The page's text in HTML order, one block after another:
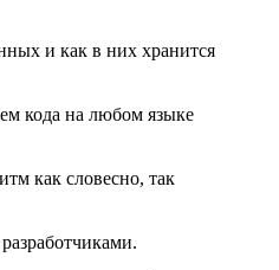
и как в них хранится
кода на любом языке
как словесно, так